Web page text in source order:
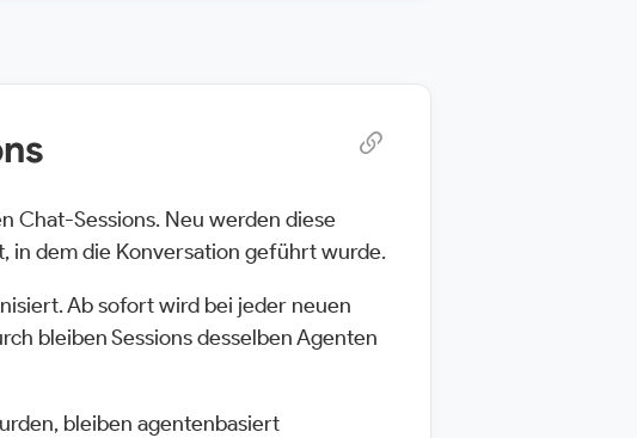
Chat-Sessions. Neu werden diese
in dem die Konversation geführt wurde.
Ab sofort wird bei jeder neuen
bleiben Sessions desselben Agenten
bleiben agentenbasiert